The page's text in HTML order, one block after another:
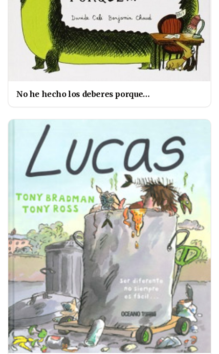
No he hecho los deberes porque…